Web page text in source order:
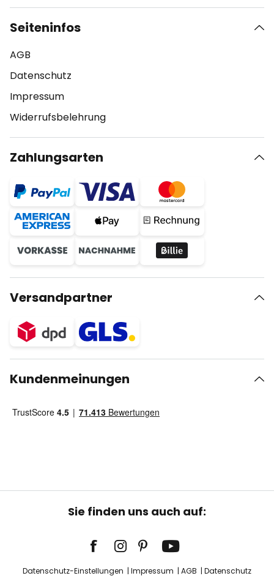
Seiteninfos
AGB
Datenschutz
Impressum
Widerrufsbelehrung
Zahlungsarten
Versandpartner
Kundenmeinungen
Sie finden uns auch auf:
Datenschutz-Einstellungen Impressum AGB
Datenschutz